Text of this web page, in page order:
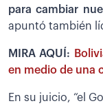
para cambiar
apuntó también
MIRA AQUÍ:
en medio de una
En su juicio, “el